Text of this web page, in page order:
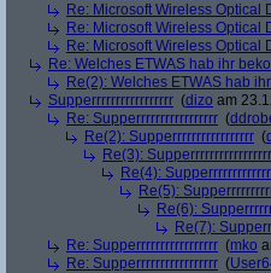
Re: Microsoft Wireless Optical
Re: Microsoft Wireless Optical
Re: Microsoft Wireless Optical
Re: Welches ETWAS hab ihr
Re(2): Welches ETWAS hab
Supperrrrrrrrrrrrrrrrr (dizo am
Re: Supperrrrrrrrrrrrrrrrr (
Re(2): Supperrrrrrrrrrrrrrrrr (
Re(3): Supperrrrrrrrrrrrrrrrr
Re(4):
Re(5):
Re(6):
Re(7):
Re: Supperrrrrrrrrrrrrrrrr (mko
Re: Supperrrrrrrrrrrrrrrrr (